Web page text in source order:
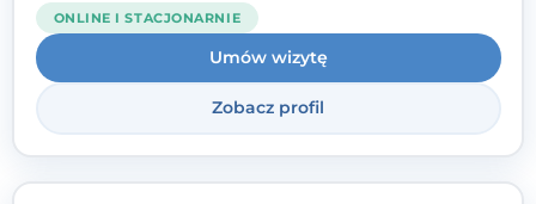
ONLINE I STACJONARNIE
Umów wizytę
Zobacz profil